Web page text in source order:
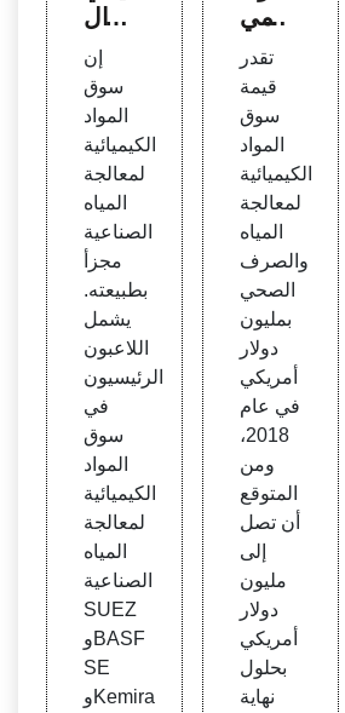
ائية ال
عالمي
ة لمعا
لجة ال
مياه ال
صناعي
ة - أخ
بار A
P
إن
سوق
المواد
الكيميائية
لمعالجة
المياه
الصناعية
مجزأ
بطبيعته.
يشمل
اللاعبون
الرئيسيون
في
سوق
المواد
الكيميائية
لمعالجة
المياه
الصناعية
SUEZ
وBASF
SE
وKemira
الكيمي
معالج
ة المي
اه وال
صرف
الصح
ي
تقدر
قيمة
سوق
المواد
الكيميائية
لمعالجة
المياه
والصرف
الصحي
بمليون
دولار
أمريكي
في عام
2018،
ومن
المتوقع
أن تصل
إلى
مليون
دولار
أمريكي
بحلول
نهاية